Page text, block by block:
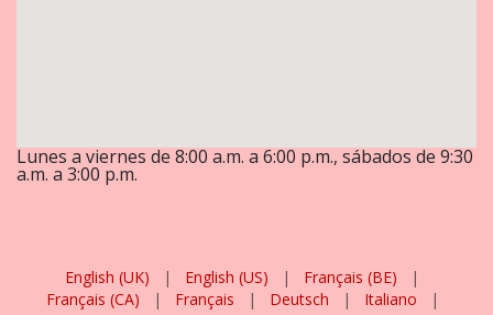
Lunes a viernes de 8:00 a.m. a 6:00 p.m., sábados de 9:30
a.m. a 3:00 p.m.
English (UK) | English (US) | Français (BE)
|
Français (CA)
| Français | Deutsch | Italiano
|